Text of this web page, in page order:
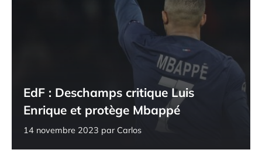
EdF : Deschamps critique Luis
Enrique et protège Mbappé
14 novembre 2023 par Carlos